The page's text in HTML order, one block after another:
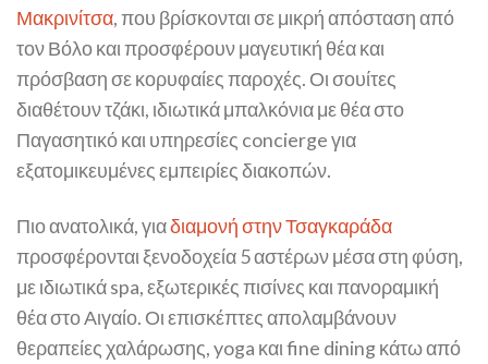
Μακρινίτσα, που βρίσκονται σε μικρή απόσταση από
τον Βόλο και προσφέρουν μαγευτική θέα και
πρόσβαση σε κορυφαίες παροχές. Οι σουίτες
διαθέτουν τζάκι, ιδιωτικά μπαλκόνια με θέα στο
Παγασητικό και υπηρεσίες concierge για
εξατομικευμένες εμπειρίες διακοπών.
Πιο ανατολικά, γιαδιαμονή στην Τσαγκαράδα
προσφέρονται ξενοδοχεία 5 αστέρων μέσα στη φύση,
με ιδιωτικά spa, εξωτερικές πισίνες και πανοραμική
θέα στο Αιγαίο. Οι επισκέπτες απολαμβάνουν
θεραπείες χαλάρωσης, yoga και fine dining κάτω από